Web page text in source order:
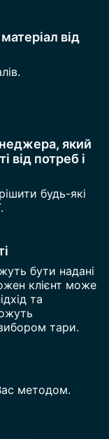
від
який
від потреб і
будь-які
бути надані
клієнт може
та
тари.
методом.